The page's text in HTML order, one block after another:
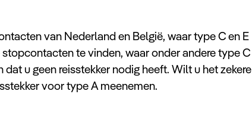
van Nederland en België, waar type C en E
te vinden, waar onder andere type C
u geen reisstekker nodig heeft. Wilt u het zekere
voor type A meenemen.